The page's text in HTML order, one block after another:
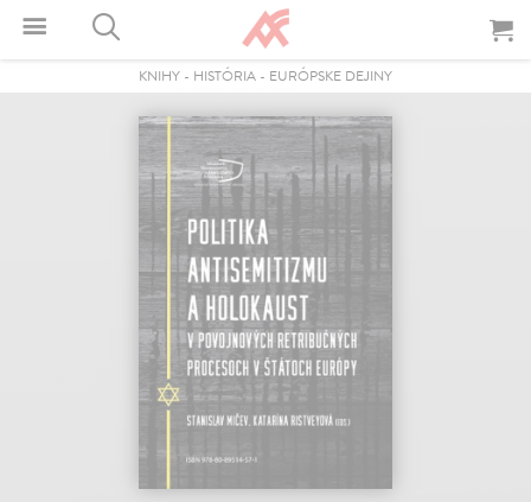
KNIHY - HISTÓRIA - EURÓPSKE DEJINY